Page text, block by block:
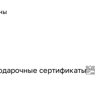
сертификаты